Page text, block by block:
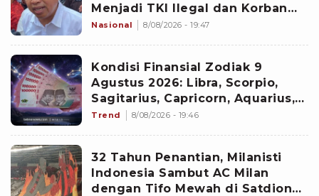
Menjadi TKI Ilegal dan Korban
TPPO
Nasional 8/08/2026 - 19:47
Kondisi Finansial Zodiak 9
Agustus 2026: Libra, Scorpio,
Sagitarius, Capricorn, Aquarius,
dan Pisces
Trend 8/08/2026 - 19:46
32 Tahun Penantian, Milanisti
Indonesia Sambut AC Milan
dengan Tifo Mewah di Satdion